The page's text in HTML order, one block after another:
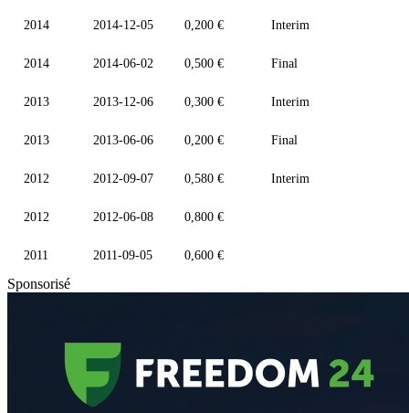
2014 2014-12-05 0,200 € Interim
2014 2014-06-02 0,500 € Final
2013 2013-12-06 0,300 € Interim
2013 2013-06-06 0,200 € Final
2012 2012-09-07 0,580 € Interim
2012 2012-06-08 0,800 €
2011 2011-09-05 0,600 €
Sponsorisé